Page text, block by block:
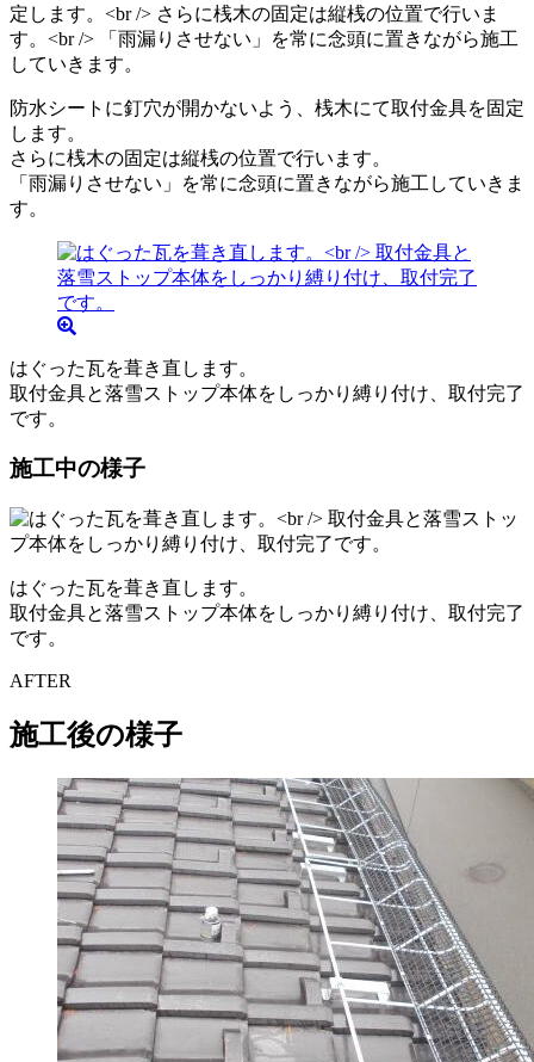
防水シートに釘穴が開かないよう、桟木にて取付金具を固定
します。
さらに桟木の固定は縦桟の位置で行います。
「雨漏りさせない」を常に念頭に置きながら施工していきま
す。
はぐった瓦を葺き直します。
取付金具と落雪ストップ本体をしっかり縛り付け、取付完了
です。
施工中の様子
はぐった瓦を葺き直します。
取付金具と落雪ストップ本体をしっかり縛り付け、取付完了
です。
AFTER
施工後の様子